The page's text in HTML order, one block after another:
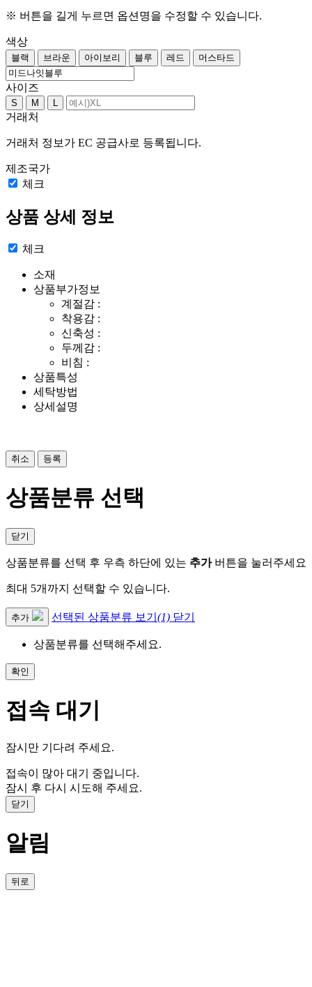
※ 버튼을 길게 누르면 옵션명을 수정할 수 있습니다.
색상
블랙 브라운 아이보리 블루 레드 머스타드
사이즈
S M L
거래처
거래처 정보가 EC 공급사로 등록됩니다.
제조국가
체크
상품 상세 정보
체크
소재
상품부가정보
계절감 :
착용감 :
신축성 :
두께감 :
비침 :
상품특성
세탁방법
상세설명
취소 등록
상품분류 선택
닫기
상품분류를 선택 후 우측 하단에 있는 추가버튼을 눌러주세요
최대 5개까지 선택할 수 있습니다.
추가 선택된 상품분류 보기 (1) 닫기
상품분류를 선택해주세요.
확인
접속 대기
잠시만 기다려 주세요.
접속이 많아 대기 중입니다.
잠시 후 다시 시도해 주세요.
닫기
알림
뒤로